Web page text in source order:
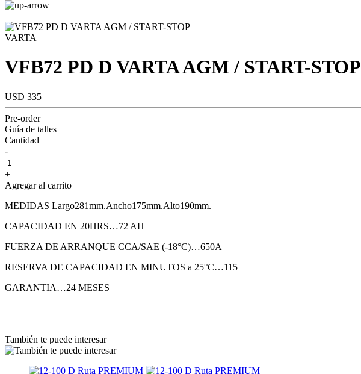
VARTA
VFB72 PD D VARTA AGM / START-STOP
USD 335
Pre-order
Guía de talles
Cantidad
-
+
Agregar al carrito
MEDIDAS Largo281mm.Ancho175mm.Alto190mm.
CAPACIDAD EN 20HRS…72 AH
FUERZA DE ARRANQUE CCA/SAE (-18°C)…650A
RESERVA DE CAPACIDAD EN MINUTOS a 25°C…115
GARANTIA…24 MESES
También te puede interesar